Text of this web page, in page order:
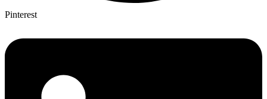
Pinterest